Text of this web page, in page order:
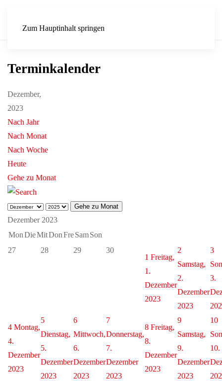
Zum Hauptinhalt springen
Terminkalender
Dezember,
2023
Nach Jahr
Nach Monat
Nach Woche
Heute
Gehe zu Monat
Gehe zu Monat
Dezember 2023
MonDieMitDonFreSamSon
27
28 29
30
1 Freitag,
1.
Dezember
2023
2
Samstag,
2.
Dezember
2023
3
3.
4 Montag,
4.
Dezember
2023
5
Dienstag,
5.
Dezember
2023
6
Mittwoch,
6.
Dezember
2023
7
Donnerstag,
7.
Dezember
2023
8 Freitag,
8.
Dezember
2023
9
Samstag,
9.
Dezember
2023
10
10.